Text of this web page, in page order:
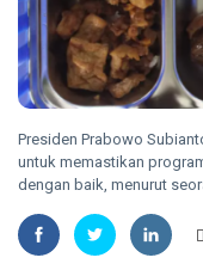
Pekanbaru,
Selidiki
Dugaan
Penganiayaan
INDRAGIRI
HULU
Bupati
Inhu Minta
ASN
Tingkatkan
Kinerja dan
Pelayanan
Publik
06
Aug,
2026
17
RIAU
Manggala
Presiden Prabowo
untuk memastikan
dengan baik, menurut